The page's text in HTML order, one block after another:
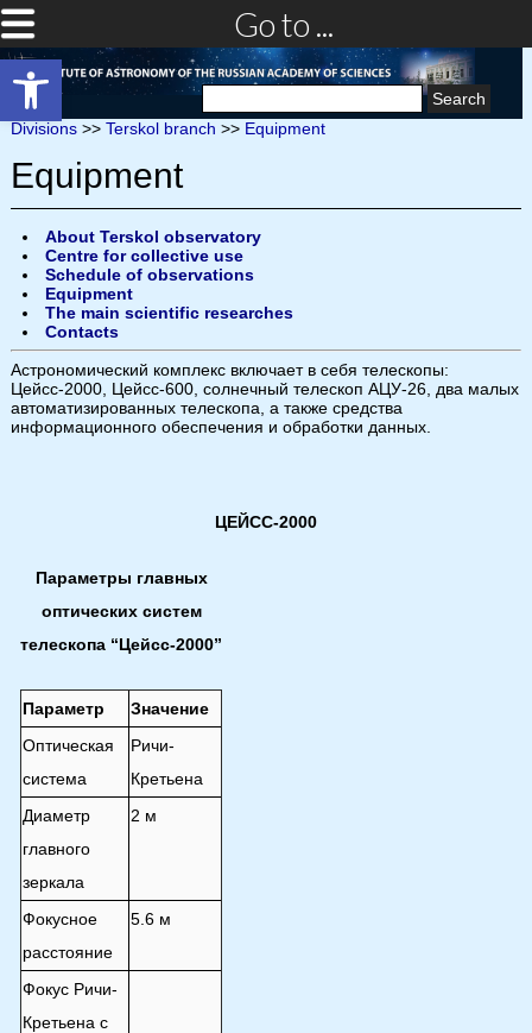
Open toolbar
Go to ...
Search
Divisions >> Terskol branch >> Equipment
Equipment
About Terskol observatory
Centre for collective use
Schedule of observations
Equipment
The main scientific researches
Contacts
Астрономический комплекс включает в себя телескопы:
Цейсс-2000, Цейсс-600, солнечный телескоп АЦУ-26, два малых
автоматизированных телескопа, а также средства
информационного обеспечения и обработки данных.
ЦЕЙСС-2000
Параметры главных
оптических систем
телескопа “Цейсс-2000”
Параметр
Значение
Оптическая
система
Ричи-
Кретьена
Диаметр
главного
зеркала
2 м
Фокусное
расстояние
5.6 м
Фокус Ричи-
Кретьена с